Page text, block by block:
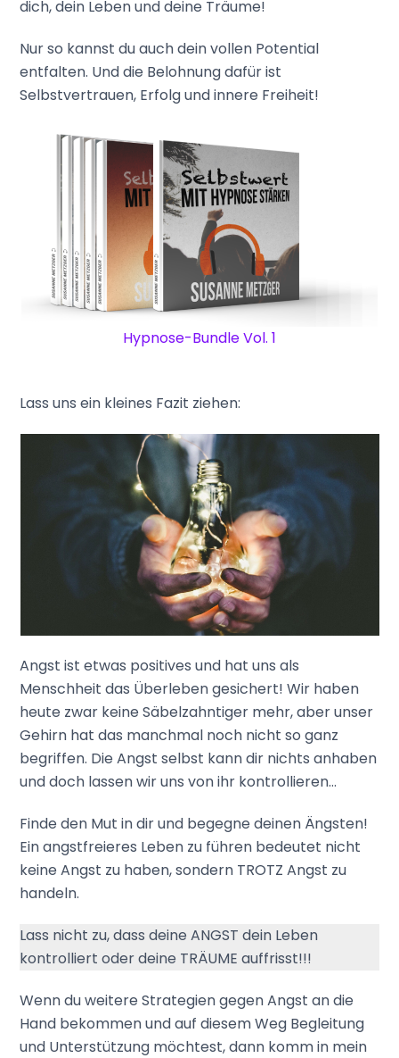
dich, dein Leben und deine Träume!
Nur so kannst du auch dein vollen Potential
entfalten. Und die Belohnung dafür ist
Selbstvertrauen, Erfolg und innere Freiheit!
Hypnose-Bundle Vol. 1
Lass uns ein kleines Fazit ziehen:
Angst ist etwas positives und hat uns als
Menschheit das Überleben gesichert! Wir haben
heute zwar keine Säbelzahntiger mehr, aber unser
Gehirn hat das manchmal noch nicht so ganz
begriffen. Die Angst selbst kann dir nichts anhaben
und doch lassen wir uns von ihr kontrollieren…
Finde den Mut in dir und begegne deinen Ängsten!
Ein angstfreieres Leben zu führen bedeutet nicht
keine Angst zu haben, sondern TROTZ Angst zu
handeln.
Lass nicht zu, dass deine ANGST dein Leben
kontrolliert oder deine TRÄUME auffrisst!!!
Wenn du weitere Strategien gegen Angst an die
Hand bekommen und auf diesem Weg Begleitung
und Unterstützung möchtest, dann komm in mein